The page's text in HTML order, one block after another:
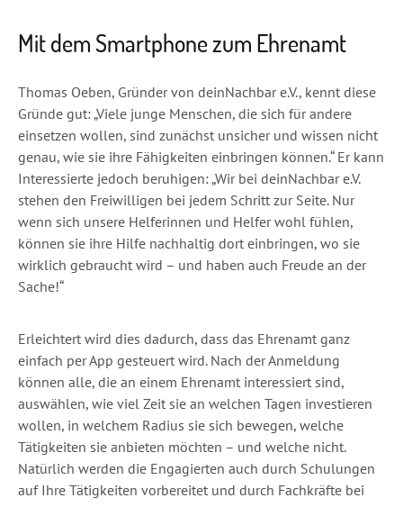
Mit dem Smartphone zum Ehrenamt
Thomas Oeben, Gründer von deinNachbar e.V., kennt diese
Gründe gut: „Viele junge Menschen, die sich für andere
einsetzen wollen, sind zunächst unsicher und wissen nicht
genau, wie sie ihre Fähigkeiten einbringen können.“ Er kann
Interessierte jedoch beruhigen: „Wir bei deinNachbar e.V.
stehen den Freiwilligen bei jedem Schritt zur Seite. Nur
wenn sich unsere Helferinnen und Helfer wohl fühlen,
können sie ihre Hilfe nachhaltig dort einbringen, wo sie
wirklich gebraucht wird – und haben auch Freude an der
Sache!“
Erleichtert wird dies dadurch, dass das Ehrenamt ganz
einfach per App gesteuert wird. Nach der Anmeldung
können alle, die an einem Ehrenamt interessiert sind,
auswählen, wie viel Zeit sie an welchen Tagen investieren
wollen, in welchem Radius sie sich bewegen, welche
Tätigkeiten sie anbieten möchten – und welche nicht.
Natürlich werden die Engagierten auch durch Schulungen
auf Ihre Tätigkeiten vorbereitet und durch Fachkräfte bei